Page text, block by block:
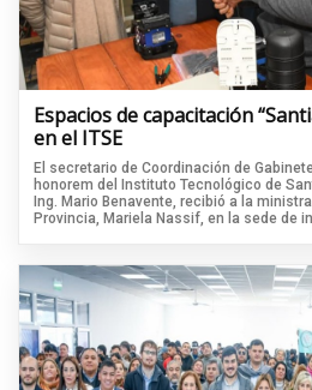
Espacios de capacitación
en el ITSE
El secretario de Coordinación de
honorem del Instituto Tecnológico de
Ing. Mario Benavente, recibió a la
Provincia, Mariela Nassif, en la sede de